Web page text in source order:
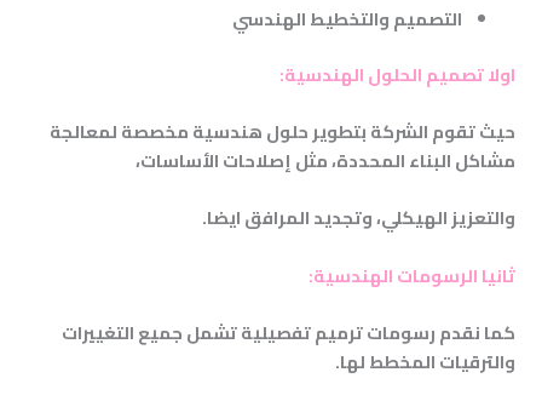
التصميم والتخطيط الهندسي
اولا تصميم الحلول الهندسية:
حيث تقوم الشركة بتطوير حلول هندسية مخصصة لمعالجة
مشاكل البناء المحددة، مثل إصلاحات الأساسات،
والتعزيز الهيكلي، وتجديد المرافق ايضا.
ثانيا الرسومات الهندسية:
كما نقدم رسومات ترميم تفصيلية تشمل جميع التغييرات
والترقيات المخطط لها.